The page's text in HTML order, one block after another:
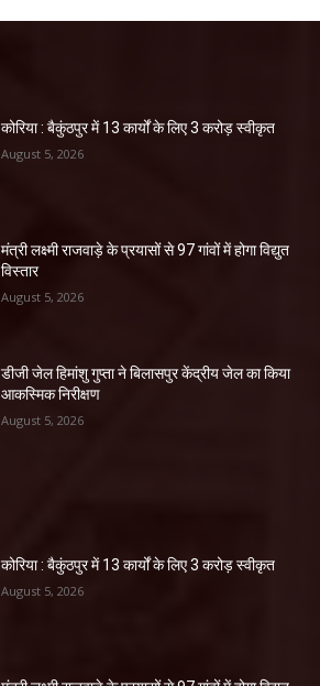
कोरिया : बैकुंठपुर में 13 कार्यों के लिए 3 करोड़ स्वीकृत
August 5, 2026
मंत्री लक्ष्मी राजवाड़े के प्रयासों से 97 गांवों में होगा विद्युत
विस्तार
August 5, 2026
डीजी जेल हिमांशु गुप्ता ने बिलासपुर केंद्रीय जेल का किया
आकस्मिक निरीक्षण
August 5, 2026
कोरिया : बैकुंठपुर में 13 कार्यों के लिए 3 करोड़ स्वीकृत
August 5, 2026